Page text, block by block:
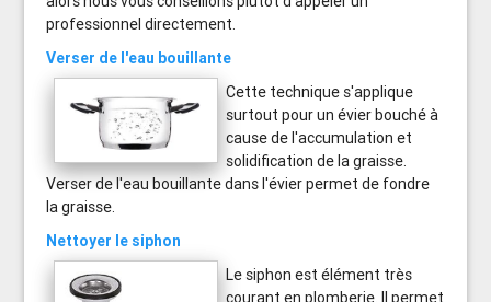
professionnel directement.
Verser de l'eau bouillante
Cette technique s'applique
surtout pour un évier bouché à
cause de l'accumulation et
solidification de la graisse.
Verser de l'eau bouillante dans l'évier permet de fondre
la graisse.
Nettoyer le siphon
Le siphon est élément très
courant en plomberie. Il permet